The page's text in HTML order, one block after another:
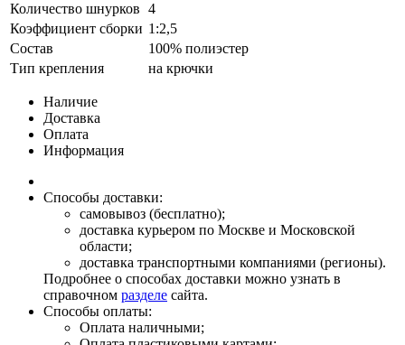
Количество шнурков 4
Коэффициент сборки 1:2,5
Состав
100% полиэстер
Тип крепления
на крючки
Наличие
Доставка
Оплата
Информация
Способы доставки:
самовывоз (бесплатно);
доставка курьером по Москве и Московской
области;
доставка транспортными компаниями (регионы).
Подробнее о способах доставки можно узнать в
справочном разделе сайта.
Способы оплаты:
Оплата наличными;